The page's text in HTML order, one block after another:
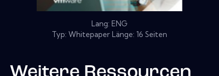
Lang: ENG
Typ: Whitepaper Länge: 16 Seiten